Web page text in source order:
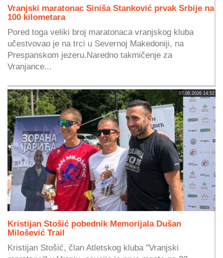
Vranjski maratonac Siniša Stanković prvak Srbije na
100 kilometara
Pored toga veliki broj maratonaca vranjskog kluba
učestvovao je na trci u Severnoj Makedoniji, na
Prespanskom jezeru.Naredno takmičenje za
Vranjance...
07.06.2026 14:52
Kristijan Stošić pobednik Memorijala Dušan
Milošević Trail
Kristijan Stošić, član Atletskog kluba "Vranjski